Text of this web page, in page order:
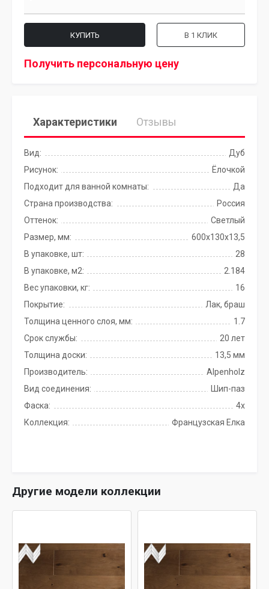
КУПИТЬ В 1 КЛИК
Получить персональную цену
Характеристики Отзывы
Вид:
Дуб
Рисунок:
Ёлочкой
Подходит для ванной комнаты:
Да
Страна производства:
Россия
Оттенок:
Светлый
Размер, мм:
600х130х13,5
В упаковке, шт:
28
В упаковке, м2:
2.184
Вес упаковки, кг:
16
Покрытие:
Лак, браш
Толщина ценного слоя, мм:
1.7
Срок службы:
20 лет
Толщина доски:
13,5 мм
Производитель:
Alpenholz
Вид соединения:
Шип-паз
Фаска:
4x
Коллекция:
Французская Елка
Другие модели коллекции